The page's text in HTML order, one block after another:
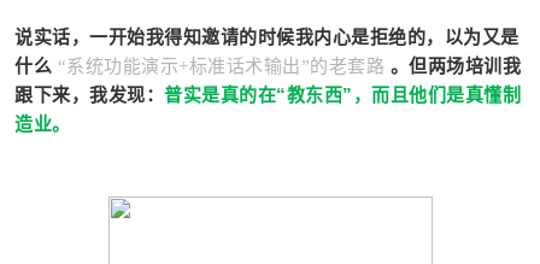
说实话，一开始我得知邀请的时候我内心是拒绝的，以为又是
什么 “系统功能演示+标准话术输出”的老套路 。但两场培训我
跟下来，我发现： 普实是真的在“教东西”，而且他们是真懂制
造业。